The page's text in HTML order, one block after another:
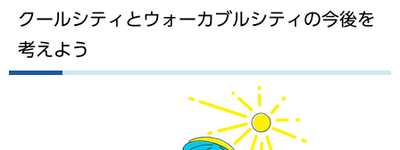
クールシティとウォーカブルシティの今後を
考えよう